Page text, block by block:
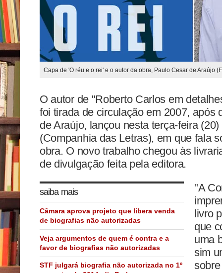
Capa de 'O réu e o rei' e o autor da obra, Paulo Cesar de Araújo
O autor de "Roberto Carlos em
foi tirada de circulação em 2007, após
de Araújo, lançou nesta terça-feira
(Companhia das Letras), em que fala
obra. O novo trabalho chegou às
de divulgação feita pela editora.
saiba mais
Câmara aprova projeto que libera venda
de biografias não autorizadas
Veja argumentos de quem é contra e a
favor de biografias não autorizadas
STF julgará biografia não autorizada no 1º
"A
livro
que
uma
sim